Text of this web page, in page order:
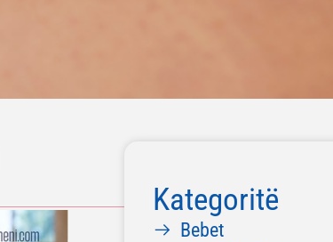
Kategoritë
Bebet